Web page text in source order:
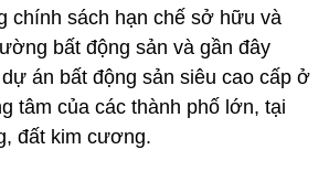
chính sách hạn chế sở hữu và
bất động sản và gần đây
án bất động sản siêu cao cấp ở
tâm của các thành phố lớn, tại
đất kim cương.